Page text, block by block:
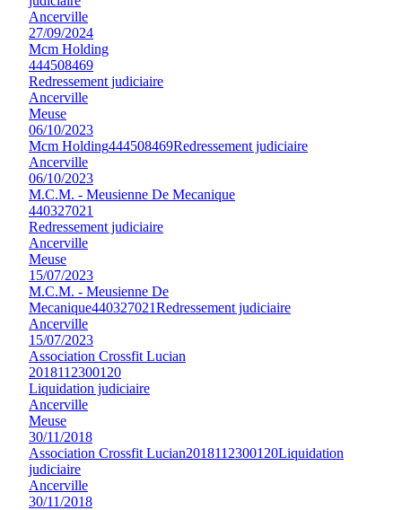
Ancerville
27/09/2024
Mcm Holding
444508469
Redressement judiciaire
Ancerville
Meuse
06/10/2023
Mcm Holding444508469Redressement judiciaire
Ancerville
06/10/2023
M.C.M. - Meusienne De Mecanique
440327021
Redressement judiciaire
Ancerville
Meuse
15/07/2023
M.C.M. - Meusienne De
Mecanique440327021Redressement judiciaire
Ancerville
15/07/2023
Association Crossfit Lucian
2018112300120
Liquidation judiciaire
Ancerville
Meuse
30/11/2018
Association Crossfit Lucian2018112300120Liquidation
judiciaire
Ancerville
30/11/2018